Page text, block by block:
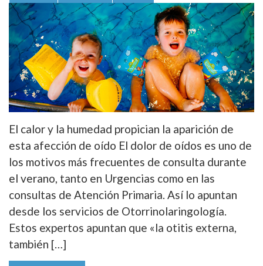
El calor y la humedad propician la aparición de
esta afección de oído El dolor de oídos es uno de
los motivos más frecuentes de consulta durante
el verano, tanto en Urgencias como en las
consultas de Atención Primaria. Así lo apuntan
desde los servicios de Otorrinolaringología.
Estos expertos apuntan que «la otitis externa,
también […]